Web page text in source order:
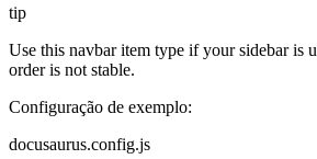
tip
Use this navbar item type if your sidebar is
order is not stable.
Configuração de exemplo:
docusaurus.config.js